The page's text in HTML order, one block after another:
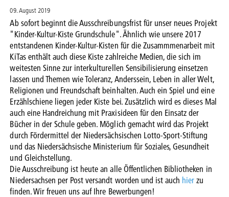
09. August 2019
Ab sofort beginnt die Ausschreibungsfrist für unser neues Projekt
"Kinder-Kultur-Kiste Grundschule". Ähnlich wie unsere 2017
entstandenen Kinder-Kultur-Kisten für die Zusammmenarbeit mit
KiTas enthält auch diese Kiste zahlreiche Medien, die sich im
weitesten Sinne zur interkulturellen Sensibilisierung einsetzen
lassen und Themen wie Toleranz, Anderssein, Leben in aller Welt,
Religionen und Freundschaft beinhalten. Auch ein Spiel und eine
Erzählschiene liegen jeder Kiste bei. Zusätzlich wird es dieses Mal
auch eine Handreichung mit Praxisideen für den Einsatz der
Bücher in der Schule geben. Möglich gemacht wird das Projekt
durch Fördermittel der Niedersächsischen Lotto-Sport-Stiftung
und das Niedersächsische Ministerium für Soziales, Gesundheit
und Gleichstellung.
Die Ausschreibung ist heute an alle Öffentlichen Bibliotheken in
Niedersachsen per Post versandt worden und ist auch hierzu
finden. Wir freuen uns auf Ihre Bewerbungen!